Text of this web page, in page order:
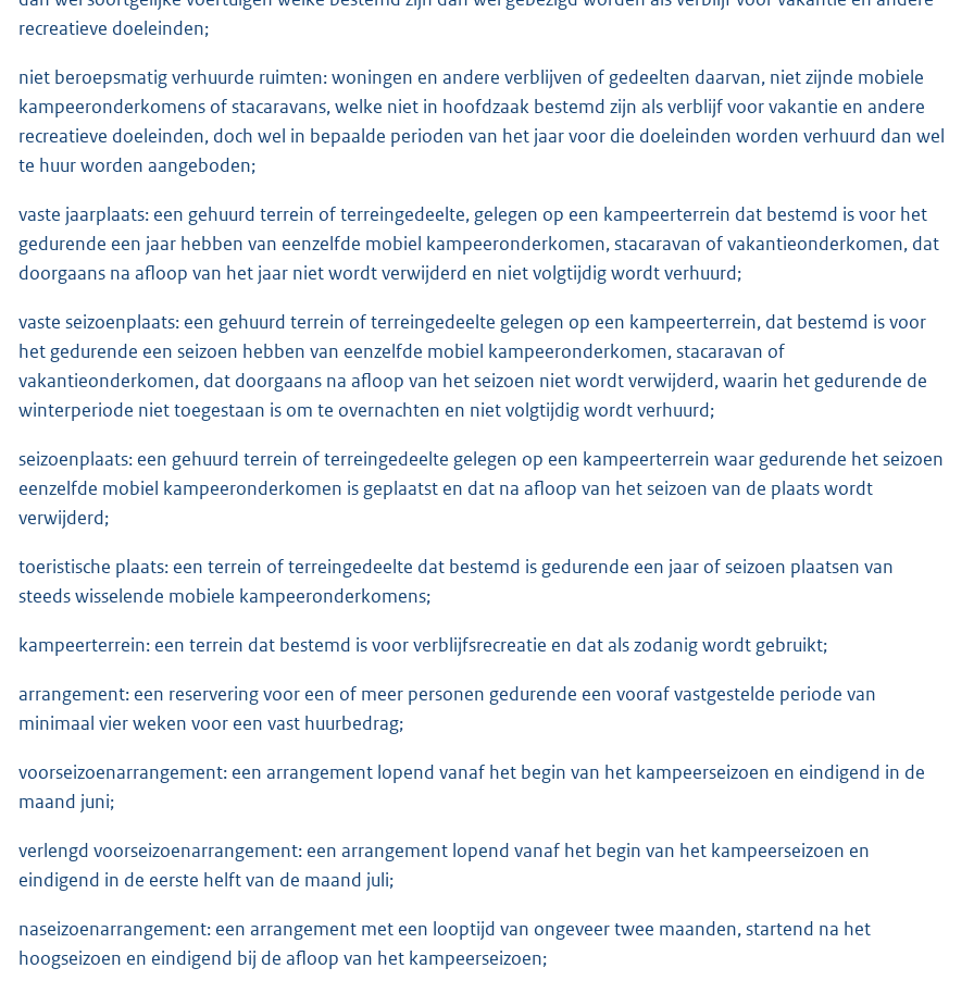
recreatieve doeleinden;
niet beroepsmatig verhuurde ruimten: woningen en andere verblijven of gedeelten daarvan, niet zijnde mobiele
kampeeronderkomens of stacaravans, welke niet in hoofdzaak bestemd zijn als verblijf voor vakantie en andere
recreatieve doeleinden, doch wel in bepaalde perioden van het jaar voor die doeleinden worden verhuurd dan wel
te huur worden aangeboden;
vaste jaarplaats: een gehuurd terrein of terreingedeelte, gelegen op een kampeerterrein dat bestemd is voor het
gedurende een jaar hebben van eenzelfde mobiel kampeeronderkomen, stacaravan of vakantieonderkomen, dat
doorgaans na afloop van het jaar niet wordt verwijderd en niet volgtijdig wordt verhuurd;
vaste seizoenplaats: een gehuurd terrein of terreingedeelte gelegen op een kampeerterrein, dat bestemd is voor
het gedurende een seizoen hebben van eenzelfde mobiel kampeeronderkomen, stacaravan of
vakantieonderkomen, dat doorgaans na afloop van het seizoen niet wordt verwijderd, waarin het gedurende de
winterperiode niet toegestaan is om te overnachten en niet volgtijdig wordt verhuurd;
seizoenplaats: een gehuurd terrein of terreingedeelte gelegen op een kampeerterrein waar gedurende het seizoen
eenzelfde mobiel kampeeronderkomen is geplaatst en dat na afloop van het seizoen van de plaats wordt
verwijderd;
toeristische plaats: een terrein of terreingedeelte dat bestemd is gedurende een jaar of seizoen plaatsen van
steeds wisselende mobiele kampeeronderkomens;
kampeerterrein: een terrein dat bestemd is voor verblijfsrecreatie en dat als zodanig wordt gebruikt;
arrangement: een reservering voor een of meer personen gedurende een vooraf vastgestelde periode van
minimaal vier weken voor een vast huurbedrag;
voorseizoenarrangement: een arrangement lopend vanaf het begin van het kampeerseizoen en eindigend in de
maand juni;
verlengd voorseizoenarrangement: een arrangement lopend vanaf het begin van het kampeerseizoen en
eindigend in de eerste helft van de maand juli;
naseizoenarrangement: een arrangement met een looptijd van ongeveer twee maanden, startend na het
hoogseizoen en eindigend bij de afloop van het kampeerseizoen;